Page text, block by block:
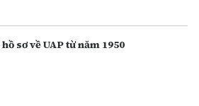
sơ về UAP từ năm 1950